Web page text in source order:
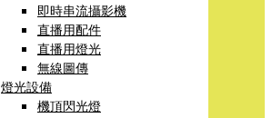
即時串流攝影機
直播用配件
直播用燈光
無線圖傳
燈光設備
機頂閃光燈